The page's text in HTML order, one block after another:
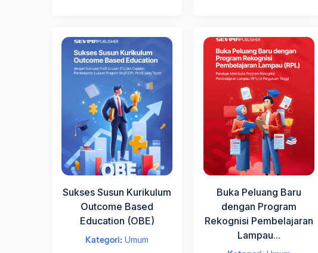
Sukses Susun Kurikulum
Outcome Based
Education (OBE)
Kategori: Umum
Buka Peluang Baru
dengan Program
Rekognisi Pembelajaran
Lampau...